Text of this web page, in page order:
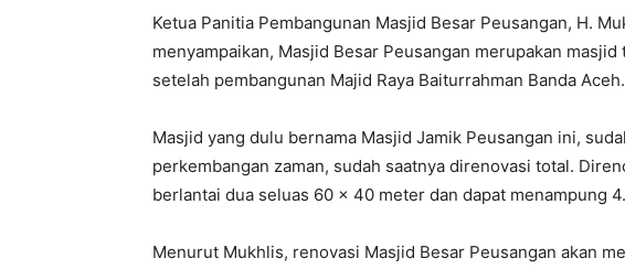
Ketua Panitia Pembangunan Masjid Besar Peusangan, H.
menyampaikan, Masjid Besar Peusangan merupakan
setelah pembangunan Majid Raya Baiturrahman Banda Aceh.
Masjid yang dulu bernama Masjid Jamik Peusangan ini,
perkembangan zaman, sudah saatnya direnovasi total.
berlantai dua seluas 60 x 40 meter dan dapat menampung
Menurut Mukhlis, renovasi Masjid Besar Peusangan akan